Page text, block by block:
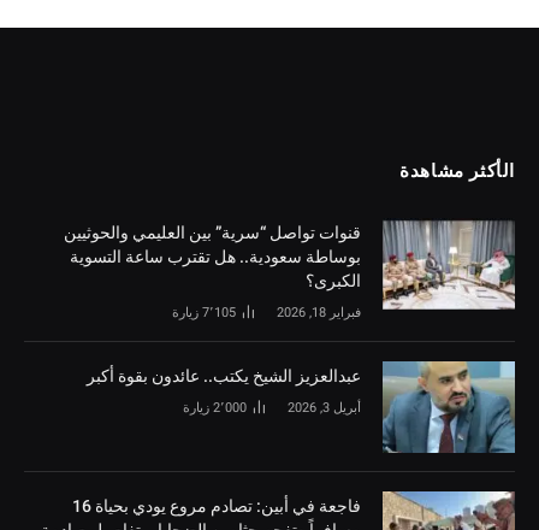
الأكثر مشاهدة
قنوات تواصل “سرية” بين العليمي والحوثيين
بوساطة سعودية.. هل تقترب ساعة التسوية
الكبرى؟
فبراير 18, 2026 7٬105 زيارة
‏عبدالعزيز الشيخ يكتب.. عائدون بقوة أكبر
أبريل 3, 2026 2٬000 زيارة
فاجعة في أبين: تصادم مروع يودي بحياة 16